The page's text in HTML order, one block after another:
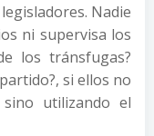
Nadie
ni supervisa los
los tránsfugas?
si ellos no
utilizando el